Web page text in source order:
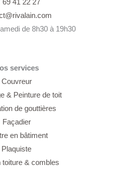
69 41 22 27
de 8h30 à 19h30
services
Couvreur
& Peinture de toit
de gouttières
Façadier
en bâtiment
Plaquiste
toiture & combles